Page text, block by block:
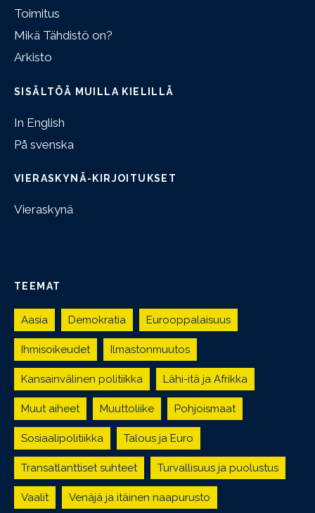
Toimitus
Mikä Tähdistö on?
Arkisto
SISÄLTÖÄ MUILLA KIELILLÄ
In English
På svenska
VIERASKYNÄ-KIRJOITUKSET
Vieraskynä
TEEMAT
Aasia Demokratia Eurooppalaisuus
Ihmisoikeudet Ilmastonmuutos
Kansainvälinen politiikka Lähi-itä ja Afrikka
Muut aiheet Muuttoliike Pohjoismaat
Sosiaalipolitiikka Talous ja Euro
Transatlanttiset suhteet Turvallisuus ja puolustus
Vaalit Venäjä ja itäinen naapurusto